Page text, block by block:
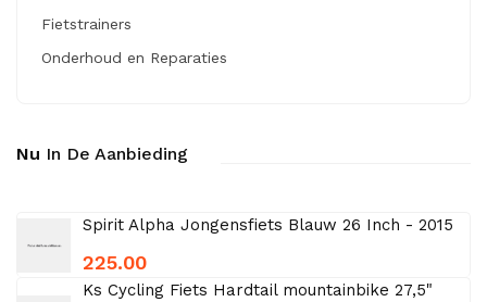
Fietstrainers
Onderhoud en Reparaties
Nu In De Aanbieding
Spirit Alpha Jongensfiets Blauw 26 Inch - 2015
225.00
Ks Cycling Fiets Hardtail mountainbike 27,5"